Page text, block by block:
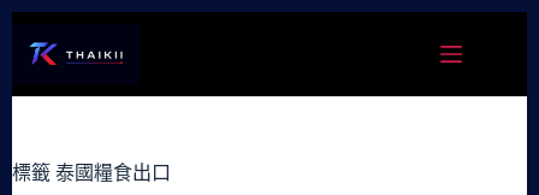
容
標籤 泰國糧食出口